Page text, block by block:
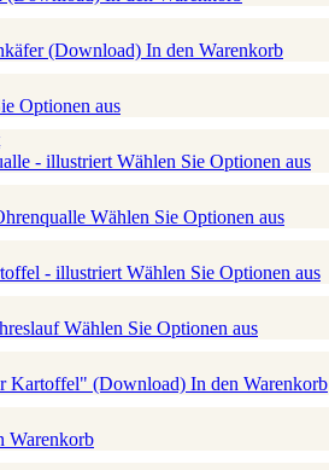
(Download) In den Warenkorb
Optionen aus
- illustriert Wählen Sie Optionen aus
Wählen Sie Optionen aus
- illustriert Wählen Sie Optionen aus
Wählen Sie Optionen aus
Kartoffel" (Download) In den Warenkorb
Warenkorb